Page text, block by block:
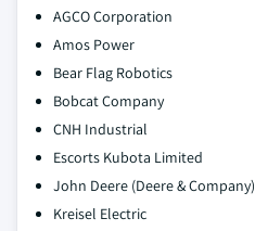
AGCO Corporation
Amos Power
Bear Flag Robotics
Bobcat Company
CNH Industrial
Escorts Kubota Limited
John Deere (Deere & Company)
Kreisel Electric